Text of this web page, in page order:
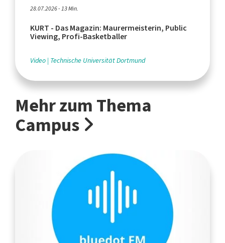
28.07.2026 - 13 Min.
KURT - Das Magazin: Maurermeisterin, Public
Viewing, Profi-Basketballer
Video Technische Universität Dortmund
Mehr zum Thema
Campus